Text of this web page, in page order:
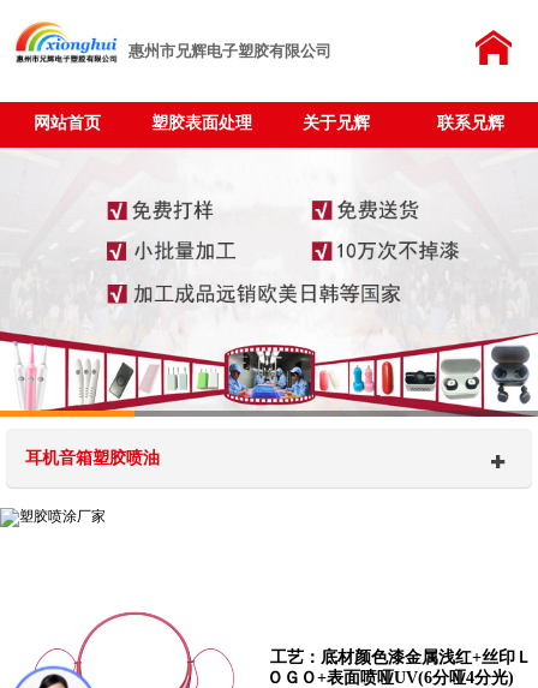
惠州市兄辉电子塑胶有限公司
网站首页 塑胶表面处理 关于兄辉 联系兄辉
耳机音箱塑胶喷油
工艺：底材颜色漆金属浅红+丝印Ｌ
ＯＧＯ+表面喷哑UV(6分哑4分光)